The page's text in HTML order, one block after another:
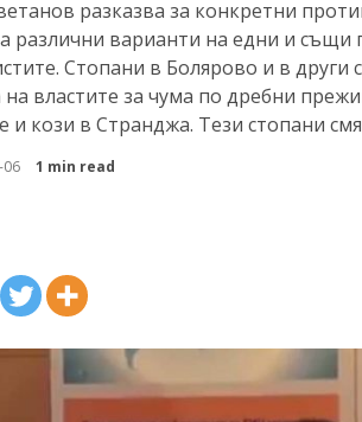
разказва за конкретни
различни варианти на едни и същи
Стопани в Болярово и в други
властите за чума по дребни
и кози в Странджа. Тези стопани
06 1 min read